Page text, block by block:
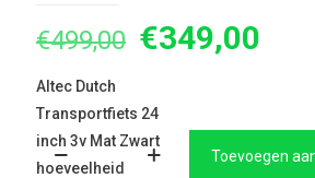
€499,00
was:
€499,00.
€349,00
Altec Dutch
Transportfiets 24
inch 3v Mat Zwart
hoeveelheid
Toevoegen